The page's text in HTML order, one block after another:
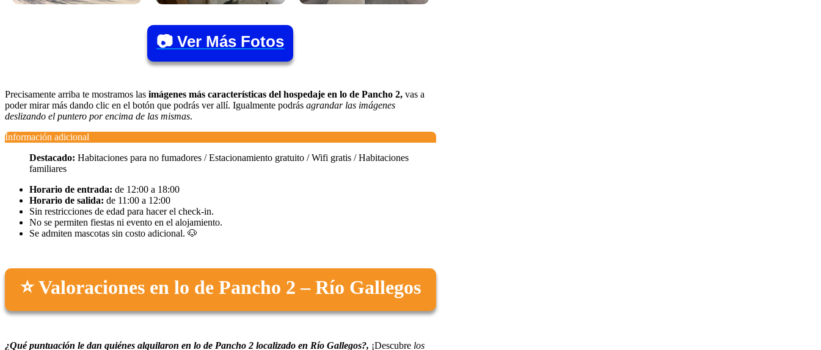
📷 Ver Más Fotos
Precisamente arriba te mostramos las imágenes más características del hospedaje en lo de Pancho 2, vas a
poder mirar más dando clic en el botón que podrás ver allí. Igualmente podrás agrandar las imágenes
deslizando el puntero por encima de las mismas.
Información adicional
Destacado: Habitaciones para no fumadores / Estacionamiento gratuito / Wifi gratis / Habitaciones
familiares
Horario de entrada: de 12:00 a 18:00
Horario de salida: de 11:00 a 12:00
Sin restricciones de edad para hacer el check-in.
No se permiten fiestas ni evento en el alojamiento.
Se admiten mascotas sin costo adicional. 🐶
⭐ Valoraciones en lo de Pancho 2 – Río Gallegos
¿Qué puntuación le dan quiénes alquilaron en lo de Pancho 2 localizado en Río Gallegos?, ¡Descubre los